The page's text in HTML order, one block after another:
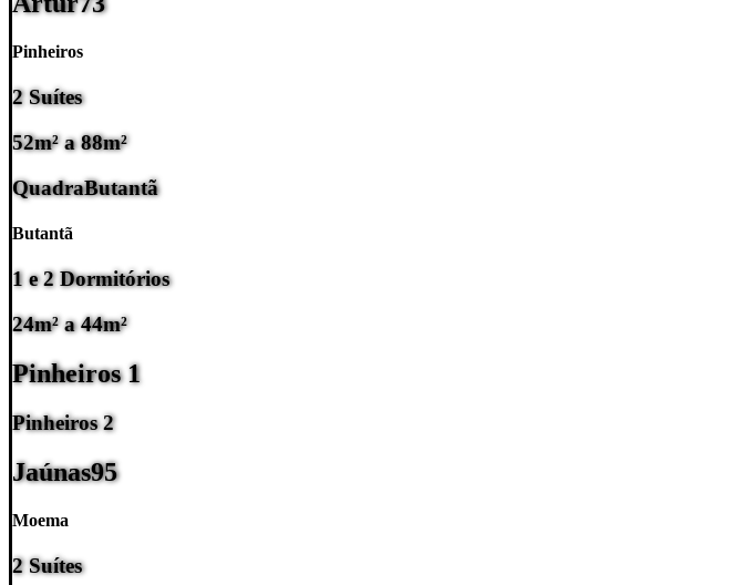
Pinheiros
2 Suítes
52m² a 88m²
QuadraButantã
Butantã
1 e 2 Dormitórios
24m² a 44m²
Pinheiros 1
Pinheiros 2
Jaúnas95
Moema
2 Suítes